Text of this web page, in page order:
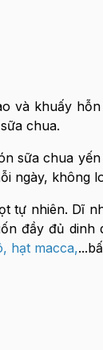
và khuấy hỗn
chua.
sữa chua
ngày, không
tự nhiên. Dĩ
đầy đủ dinh
, hạt macca,